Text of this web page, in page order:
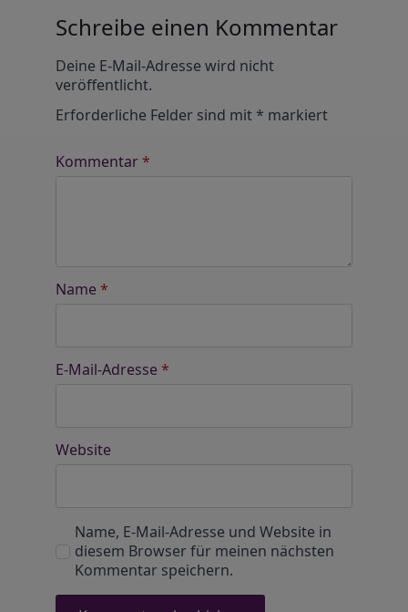
Schreibe einen Kommentar
Deine E-Mail-Adresse wird nicht
veröffentlicht.
Erforderliche Felder sind mit * markiert
Kommentar*
Name *
E-Mail-Adresse *
Website
Name, E-Mail-Adresse und Website in
diesem Browser für meinen nächsten
Kommentar speichern.